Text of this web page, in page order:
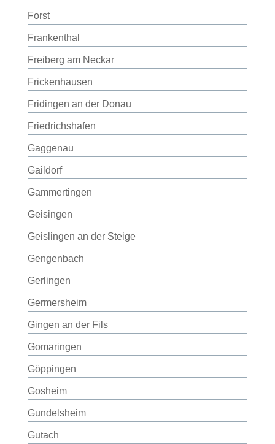
Forst
Frankenthal
Freiberg am Neckar
Frickenhausen
Fridingen an der Donau
Friedrichshafen
Gaggenau
Gaildorf
Gammertingen
Geisingen
Geislingen an der Steige
Gengenbach
Gerlingen
Germersheim
Gingen an der Fils
Gomaringen
Göppingen
Gosheim
Gundelsheim
Gutach